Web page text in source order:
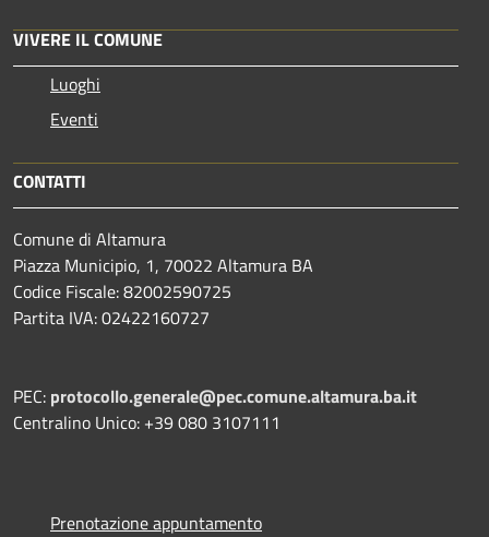
VIVERE IL COMUNE
Luoghi
Eventi
CONTATTI
Comune di Altamura
Piazza Municipio, 1, 70022 Altamura BA
Codice Fiscale: 82002590725
Partita IVA: 02422160727
PEC: protocollo.generale@pec.comune.altamura.ba.it
Centralino Unico: +39 080 3107111
Prenotazione appuntamento